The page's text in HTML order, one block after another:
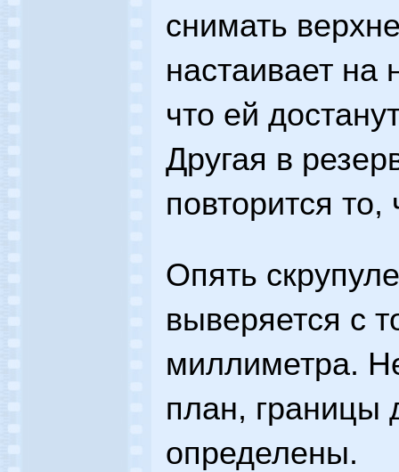
снимать
настаивает на
что ей
Другая в
повторится
Опять
выверяется с
миллиметра.
план, границы
определены.